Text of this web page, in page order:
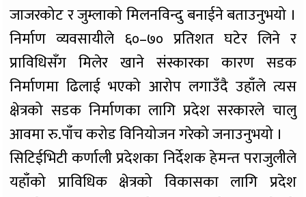
जाजरकोट र जुम्लाको मिलनविन्दु बनाईने बताउनुभयो ।
निर्माण व्यवसायीले ६०–७० प्रतिशत घटेर लिने र
प्राविधिसँग मिलेर खाने संस्कारका कारण सडक
निर्माणमा ढिलाई भएको आरोप लगाउँदै उहाँले त्यस
क्षेत्रको सडक निर्माणका लागि प्रदेश सरकारले चालु
आवमा रु.पाँच करोड विनियोजन गरेको जनाउनुभयो ।
सिटिईभिटी कर्णाली प्रदेशका निर्देशक हेमन्त पराजुलीले
यहाँको प्राविधिक क्षेत्रको विकासका लागि प्रदेश